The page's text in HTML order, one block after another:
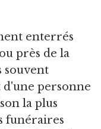
enterrés
près de la
souvent
personne
la plus
funéraires